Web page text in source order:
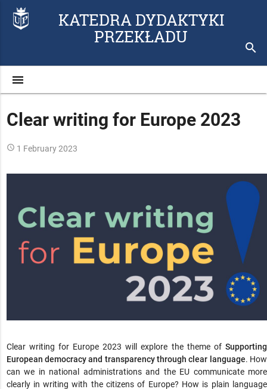
KATEDRA DYDAKTYKI
PRZEKŁADU
search
menu
Clear writing for Europe 2023
access_time 1 February 2023
Clear writing for Europe 2023 will explore the theme of Supporting
European democracy and transparency through clear language. How
can we in national administrations and the EU communicate more
clearly in writing with the citizens of Europe? How is plain language